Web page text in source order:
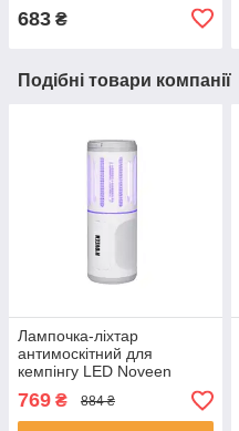
683 ₴
Подібні товари компанії
Лампочка-ліхтар
антимоскітний для
кемпінгу LED Noveen
IKN853 6 Вт на
батарейках (SHiz16716)
769 ₴ 884 ₴